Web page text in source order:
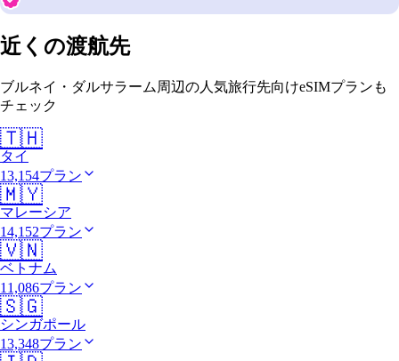
近くの渡航先
ブルネイ・ダルサラーム周辺の人気旅行先向けeSIMプランも
チェック
🇹🇭
タイ
13,154プラン
🇲🇾
マレーシア
14,152プラン
🇻🇳
ベトナム
11,086プラン
🇸🇬
シンガポール
13,348プラン